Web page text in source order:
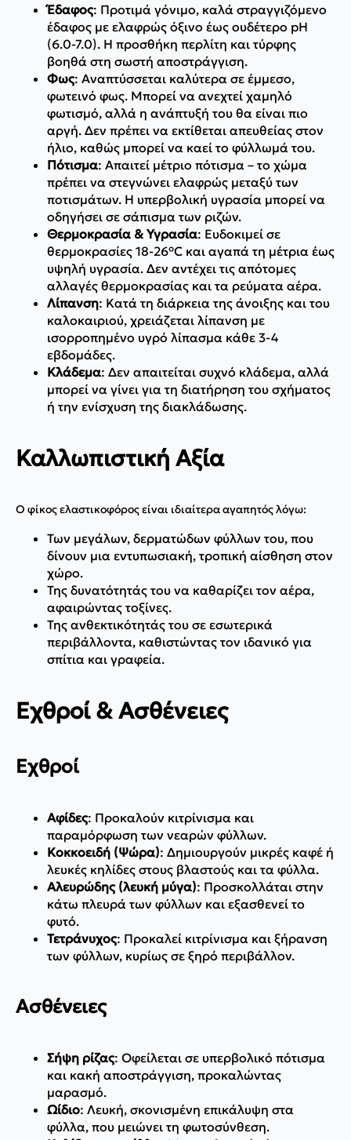
Έδαφος: Προτιμά γόνιμο, καλά στραγγιζόμενο
έδαφος με ελαφρώς όξινο έως ουδέτερο pH
(6.0-7.0). Η προσθήκη περλίτη και τύρφης
βοηθά στη σωστή αποστράγγιση.
Φως: Αναπτύσσεται καλύτερα σε έμμεσο,
φωτεινό φως. Μπορεί να ανεχτεί χαμηλό
φωτισμό, αλλά η ανάπτυξή του θα είναι πιο
αργή. Δεν πρέπει να εκτίθεται απευθείας στον
ήλιο, καθώς μπορεί να καεί το φύλλωμά του.
Πότισμα: Απαιτεί μέτριο πότισμα – το χώμα
πρέπει να στεγνώνει ελαφρώς μεταξύ των
ποτισμάτων. Η υπερβολική υγρασία μπορεί να
οδηγήσει σε σάπισμα των ριζών.
Θερμοκρασία & Υγρασία: Ευδοκιμεί σε
θερμοκρασίες 18-26°C και αγαπά τη μέτρια έως
υψηλή υγρασία. Δεν αντέχει τις απότομες
αλλαγές θερμοκρασίας και τα ρεύματα αέρα.
Λίπανση: Κατά τη διάρκεια της άνοιξης και του
καλοκαιριού, χρειάζεται λίπανση με
ισορροπημένο υγρό λίπασμα κάθε 3-4
εβδομάδες.
Κλάδεμα: Δεν απαιτείται συχνό κλάδεμα, αλλά
μπορεί να γίνει για τη διατήρηση του σχήματος
ή την ενίσχυση της διακλάδωσης.
Καλλωπιστική Αξία
Ο φίκος ελαστικοφόρος είναι ιδιαίτερα αγαπητός λόγω:
Των μεγάλων, δερματώδων φύλλων του, που
δίνουν μια εντυπωσιακή, τροπική αίσθηση στον
χώρο.
Της δυνατότητάς του να καθαρίζει τον αέρα,
αφαιρώντας τοξίνες.
Της ανθεκτικότητάς του σε εσωτερικά
περιβάλλοντα, καθιστώντας τον ιδανικό για
σπίτια και γραφεία.
Εχθροί & Ασθένειες
Εχθροί
Αφίδες: Προκαλούν κιτρίνισμα και
παραμόρφωση των νεαρών φύλλων.
Κοκκοειδή (Ψώρα): Δημιουργούν μικρές καφέ ή
λευκές κηλίδες στους βλαστούς και τα φύλλα.
Αλευρώδης (λευκή μύγα): Προσκολλάται στην
κάτω πλευρά των φύλλων και εξασθενεί το
φυτό.
Τετράνυχος: Προκαλεί κιτρίνισμα και ξήρανση
των φύλλων, κυρίως σε ξηρό περιβάλλον.
Ασθένειες
Σήψη ρίζας: Οφείλεται σε υπερβολικό πότισμα
και κακή αποστράγγιση, προκαλώντας
μαρασμό.
Ωίδιο: Λευκή, σκονισμένη επικάλυψη στα
φύλλα, που μειώνει τη φωτοσύνθεση.